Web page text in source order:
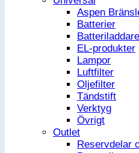
Aspen
Batterier
Batteriladdare
EL-produkter
Lampor
Luftfilter
Oljefilter
Tändstift
Verktyg
Övrigt
Outlet
Reservdelar